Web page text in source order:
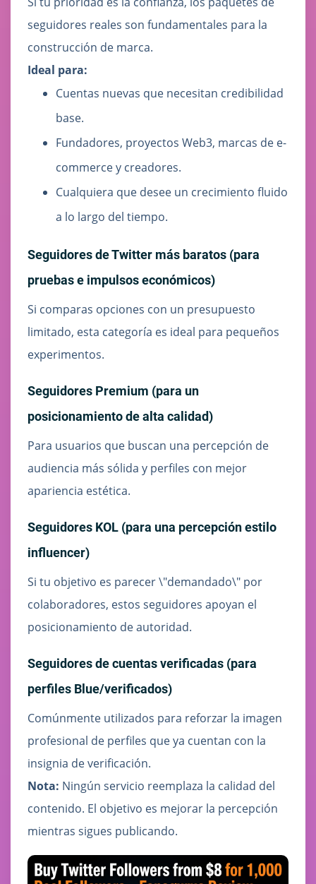
seguidores reales son fundamentales para la
construcción de marca.
Ideal para:
Cuentas nuevas que necesitan credibilidad
base.
Fundadores, proyectos Web3, marcas de e-
commerce y creadores.
Cualquiera que desee un crecimiento fluido
a lo largo del tiempo.
Seguidores de Twitter más baratos (para
pruebas e impulsos económicos)
Si comparas opciones con un presupuesto
limitado, esta categoría es ideal para pequeños
experimentos.
Seguidores Premium (para un
posicionamiento de alta calidad)
Para usuarios que buscan una percepción de
audiencia más sólida y perfiles con mejor
apariencia estética.
Seguidores KOL (para una percepción estilo
influencer)
Si tu objetivo es parecer \"demandado\" por
colaboradores, estos seguidores apoyan el
posicionamiento de autoridad.
Seguidores de cuentas verificadas (para
perfiles Blue/verificados)
Comúnmente utilizados para reforzar la imagen
profesional de perfiles que ya cuentan con la
insignia de verificación.
Nota: Ningún servicio reemplaza la calidad del
contenido. El objetivo es mejorar la percepción
mientras sigues publicando.